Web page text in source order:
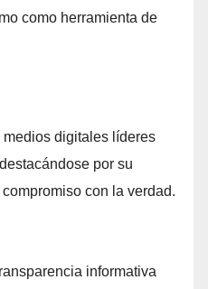
como herramienta de
digitales líderes
por su
con la verdad.
informativa